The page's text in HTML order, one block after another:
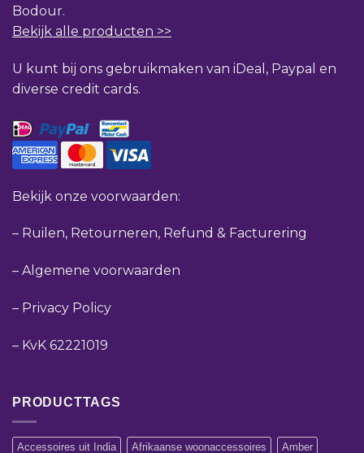
Bodour.
Bekijk alle producten >>
U kunt bij ons gebruikmaken van iDeal, Paypal en
diverse credit cards.
Bekijk onze voorwaarden:
– Ruilen, Retourneren, Refund & Facturering
– Algemene voorwaarden
– Privacy Policy
– KvK 62221019
PRODUCTTAGS
Accessoires uit India Afrikaanse woonaccessoires Amber